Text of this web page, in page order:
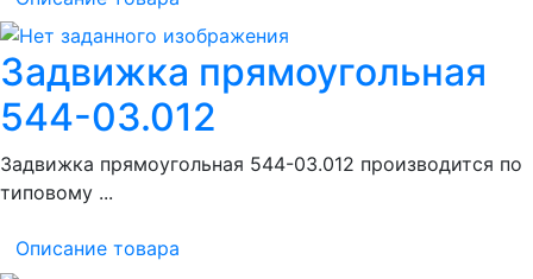
Задвижка прямоугольная
544-03.012
Задвижка прямоугольная 544-03.012 производится по
типовому ...
Описание товара